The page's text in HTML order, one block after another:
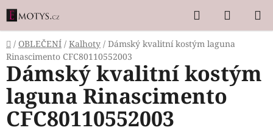
Přejít
na
obsah
Hledat
KOŠÍK
Domů
/ OBLEČENÍ / Kalhoty / Dámský kvalitní kostým laguna
Rinascimento CFC80110552003
Dámský kvalitní kostým
laguna Rinascimento
CFC80110552003